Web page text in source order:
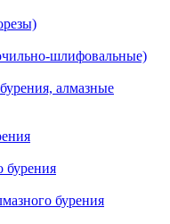
шлифовальные)
алмазные
бурения
бурения